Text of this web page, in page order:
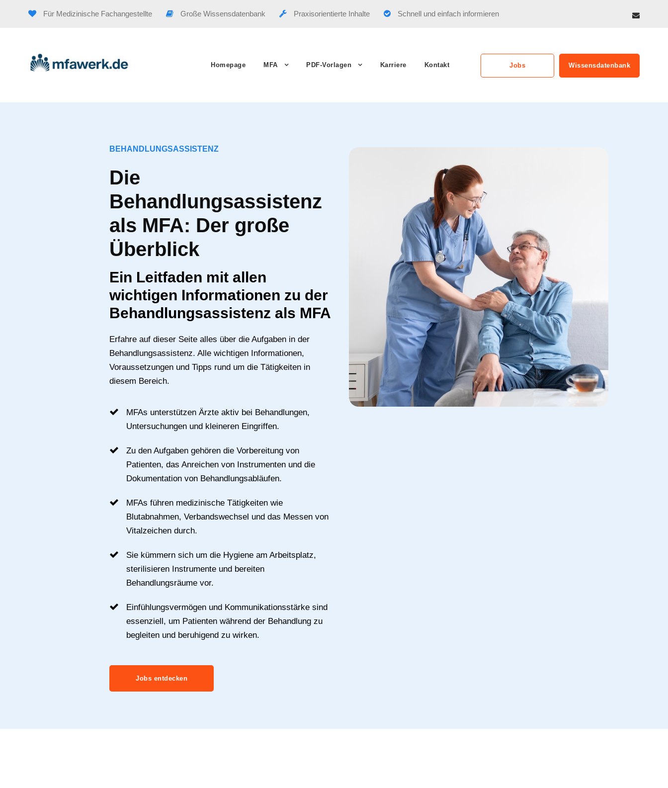
Für Medizinische Fachangestellte Große Wissensdatenbank Praxisorientierte Inhalte Schnell und einfach informieren
Homepage MFA PDF-Vorlagen Karriere Kontakt Jobs Wissensdatenbank
BEHANDLUNGSASSISTENZ
Die
Behandlungsassistenz
als MFA: Der große
Überblick
Ein Leitfaden mit allen
wichtigen Informationen zu der
Behandlungsassistenz als MFA
Erfahre auf dieser Seite alles über die Aufgaben in der
Behandlungsassistenz. Alle wichtigen Informationen,
Voraussetzungen und Tipps rund um die Tätigkeiten in
diesem Bereich.
MFAs unterstützen Ärzte aktiv bei Behandlungen,
Untersuchungen und kleineren Eingriffen.
Zu den Aufgaben gehören die Vorbereitung von
Patienten, das Anreichen von Instrumenten und die
Dokumentation von Behandlungsabläufen.
MFAs führen medizinische Tätigkeiten wie
Blutabnahmen, Verbandswechsel und das Messen von
Vitalzeichen durch.
Sie kümmern sich um die Hygiene am Arbeitsplatz,
sterilisieren Instrumente und bereiten
Behandlungsräume vor.
Einfühlungsvermögen und Kommunikationsstärke sind
essenziell, um Patienten während der Behandlung zu
begleiten und beruhigend zu wirken.
Jobs entdecken